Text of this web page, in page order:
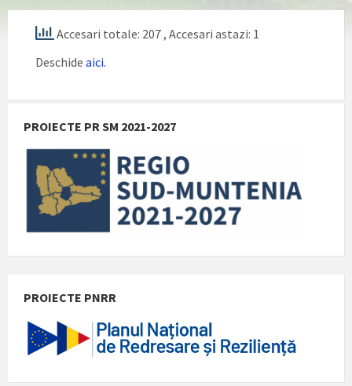
Accesari totale: 207, Accesari astazi: 1
Deschide aici.
PROIECTE PR SM 2021-2027
PROIECTE PNRR